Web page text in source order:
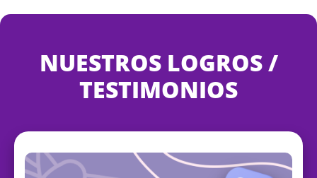
NUESTROS LOGROS /
TESTIMONIOS